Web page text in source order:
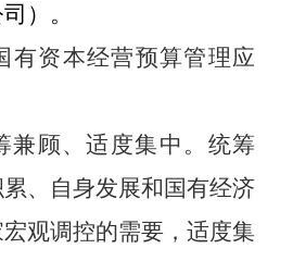
）。
有资本经营预算管理应
兼顾、适度集中。统筹
、自身发展和国有经济
观调控的需要，适度集